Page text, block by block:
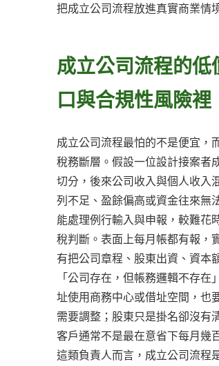
把成立公司流程放進真實商業情
成立公司流程的
口與合規性風險裡
成立公司流程最怕的不是便宜，
稅務斷層。假設一位設計接案者
切分，後來公司收入與個人收入
列不足、盈餘偏高或資金往來無
能處理例行輸入與申報，較難花
稅判斷。表面上每月帳都有報，
有把公司章程、股東出資、資本
「公司存在，但帳務邏輯不存
址使用商務中心或借址空間，也
需要調整；股東只是掛名卻沒有
客戶通常不是最在意省下每月幾
這類負責人而言，成立公司流程